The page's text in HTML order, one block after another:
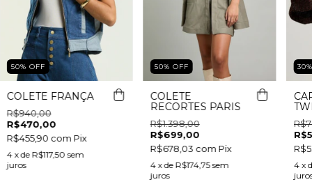
50% OFF
COLETE FRANÇA
R$940,00
R$470,00
R$455,90 com Pix
4 x de R$117,50 sem
juros
50% OFF
COLETE
RECORTES PARIS
R$1.398,00
R$699,00
R$678,03 com Pix
4 x de R$174,75 sem
juros
30
4 x